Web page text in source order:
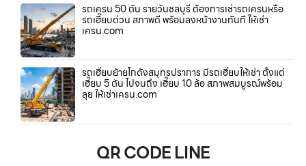
รถเครน 50 ตัน รายวันชลบุรี ต้องการเช่ารถเครนหรือ
รถเฮี๊ยบด่วน สภาพดี พร้อมลงหน้างานทันที ให้เช่า
เครน.com
รถเฮี๊ยบย้ายโกดังสมุทรปราการ มีรถเฮี๊ยบให้เช่า ตั้งแต่
เฮี๊ยบ 5 ตัน ไปจนถึง เฮี๊ยบ 10 ล้อ สภาพสมบูรณ์พร้อม
ลุย ให้เช่าเครน.com
QR CODE LINE